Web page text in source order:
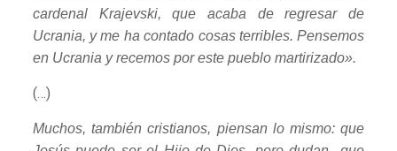
cardenal Krajevski, que acaba de regresar de
Ucrania, y me ha contado cosas terribles. Pensemos
en Ucrania y recemos por este pueblo martirizado».
(…)
Muchos, también cristianos, piensan lo mismo: que